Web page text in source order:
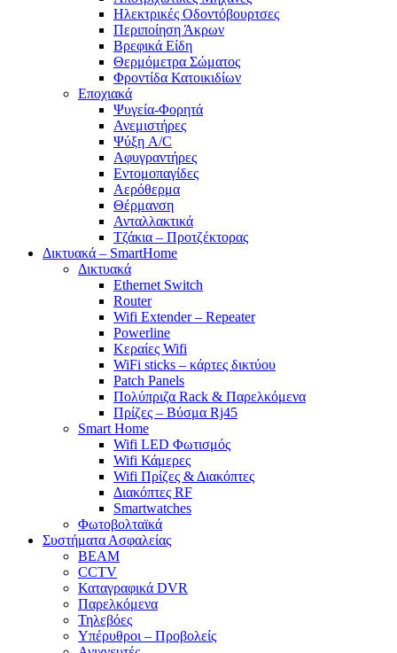
Ηλεκτρικές Οδοντόβουρτσες
Περιποίηση Άκρων
Βρεφικά Είδη
Θερμόμετρα Σώματος
Φροντίδα Κατοικιδίων
Εποχιακά
Ψυγεία-Φορητά
Ανεμιστήρες
Ψύξη A/C
Αφυγραντήρες
Εντομοπαγίδες
Αερόθερμα
Θέρμανση
Ανταλλακτικά
Τζάκια – Προτζέκτορας
Δικτυακά – SmartHome
Δικτυακά
Ethernet Switch
Router
Wifi Extender – Repeater
Powerline
Κεραίες Wifi
WiFi sticks – κάρτες δικτύου
Patch Panels
Πολύπριζα Rack & Παρελκόμενα
Πρίζες – Βύσμα Rj45
Smart Home
Wifi LED Φωτισμός
Wifi Κάμερες
Wifi Πρίζες & Διακόπτες
Διακόπτες RF
Smartwatches
Φωτοβολταϊκά
Συστήματα Ασφαλείας
BEAM
CCTV
Καταγραφικά DVR
Παρελκόμενα
Τηλεβόες
Υπέρυθροι – Προβολείς